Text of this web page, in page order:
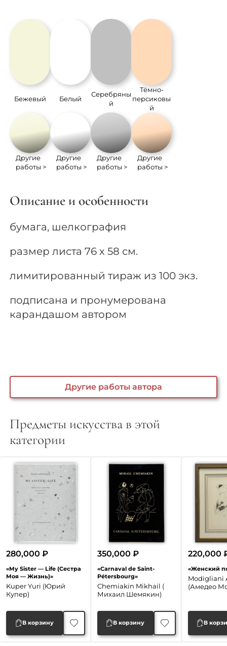
Бежевый
Другие
работы >
Белый
Другие
работы >
Серебряны
й
Другие
работы >
Тёмно-
персиковы
й
Другие
работы >
Описание и особенности
бумага, шелкография
размер листа 76 х 58 см.
лимитированный тираж из 100 экз.
подписана и пронумерована
карандашом автором
Другие работы автора
Предметы искусства в этой
категории
«My Sister — Life (Сестра
Моя — Жизнь)»
Kuper Yuri (Юрий
Купер)
280,000₽
В корзину
«Carnaval de Saint-
Pétersbourg»
Chemiakin Mikhail (
Михаил Шемякин)
350,000 ₽
В корзину
«Женский
Modigliani
(Амедео
220,000
В